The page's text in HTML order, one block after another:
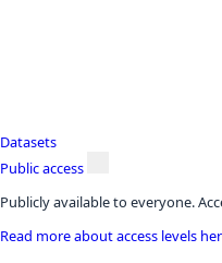
Datasets
Public access
Publicly available to everyone.
Read more about access levels